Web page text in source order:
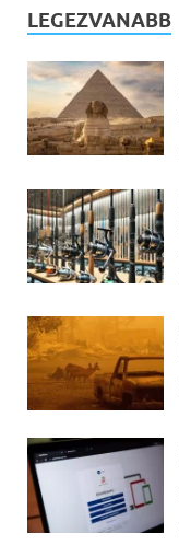
LEGEZVANABB